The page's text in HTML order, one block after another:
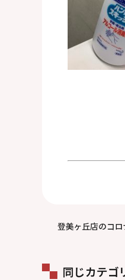
登美ヶ丘店のコ
同じカテゴ